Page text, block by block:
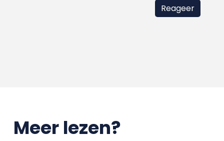
Meer lezen?